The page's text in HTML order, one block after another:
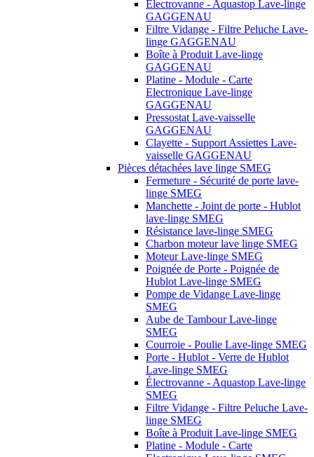
Électrovanne - Aquastop Lave-linge
GAGGENAU
Filtre Vidange - Filtre Peluche Lave-
linge GAGGENAU
Boîte à Produit Lave-linge
GAGGENAU
Platine - Module - Carte
Electronique Lave-linge
GAGGENAU
Pressostat Lave-vaisselle
GAGGENAU
Clayette - Support Assiettes Lave-
vaisselle GAGGENAU
Pièces détachées lave linge SMEG
Fermeture - Sécurité de porte lave-
linge SMEG
Manchette - Joint de porte - Hublot
lave-linge SMEG
Résistance lave-linge SMEG
Charbon moteur lave linge SMEG
Moteur Lave-linge SMEG
Poignée de Porte - Poignée de
Hublot Lave-linge SMEG
Pompe de Vidange Lave-linge
SMEG
Aube de Tambour Lave-linge
SMEG
Courroie - Poulie Lave-linge SMEG
Porte - Hublot - Verre de Hublot
Lave-linge SMEG
Électrovanne - Aquastop Lave-linge
SMEG
Filtre Vidange - Filtre Peluche Lave-
linge SMEG
Boîte à Produit Lave-linge SMEG
Platine - Module - Carte